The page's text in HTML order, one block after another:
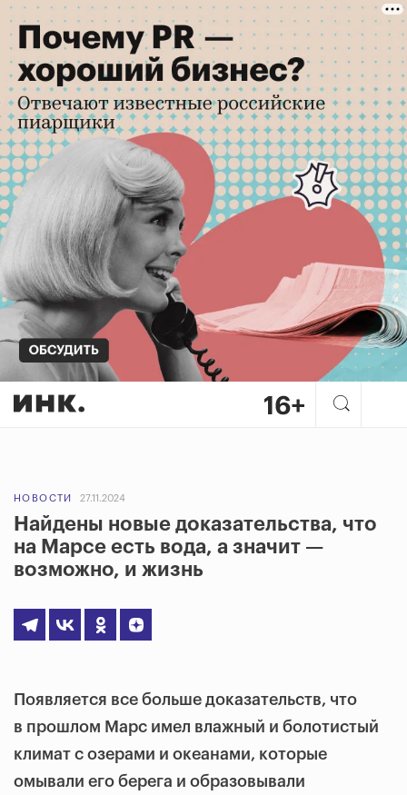
НОВОСТИ 27.11.2024
Найдены новые доказательства, что
на Марсе есть вода, а значит —
возможно, и жизнь
Появляется все больше доказательств, что
в прошлом Марс имел влажный и болотистый
климат с озерами и океанами, которые
омывали его берега и образовывали